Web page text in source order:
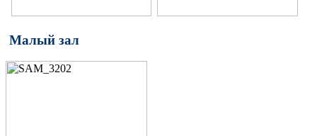
Малый зал